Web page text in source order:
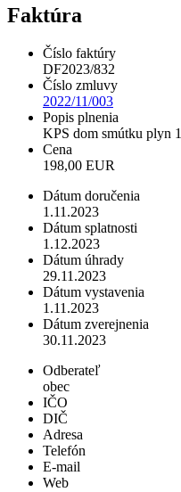
Faktúra
Číslo faktúry
DF2023/832
Číslo zmluvy
2022/11/003
Popis plnenia
KPS dom smútku plyn
Cena
198,00 EUR
Dátum doručenia
1.11.2023
Dátum splatnosti
1.12.2023
Dátum úhrady
29.11.2023
Dátum vystavenia
1.11.2023
Dátum zverejnenia
30.11.2023
Odberateľ
obec
IČO
DIČ
Adresa
Telefón
E-mail
Web